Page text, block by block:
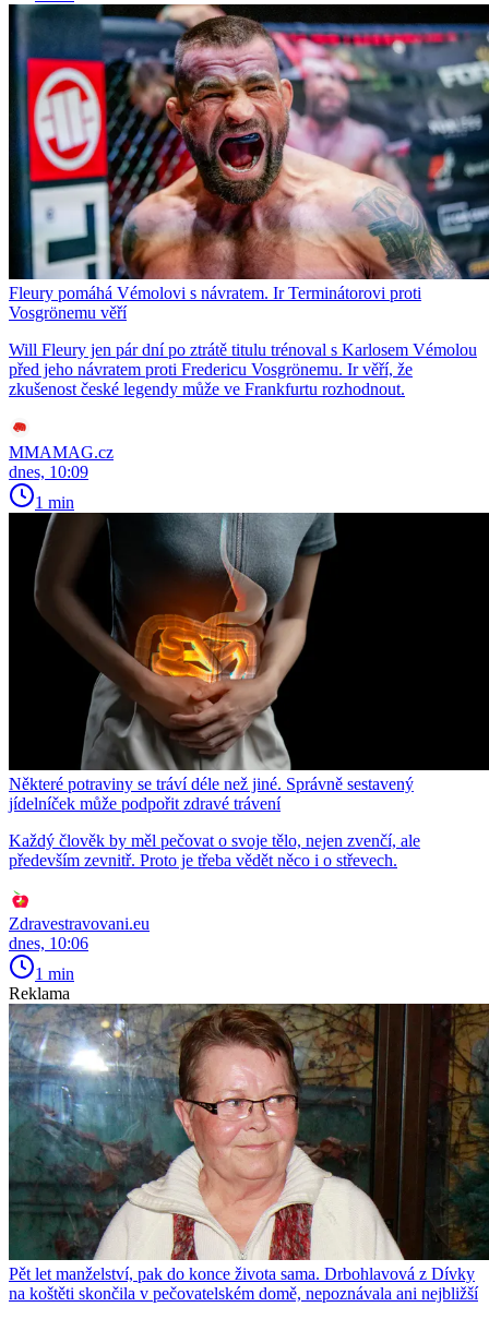
Fleury pomáhá Vémolovi s návratem. Ir Terminátorovi proti
Vosgrönemu věří
Will Fleury jen pár dní po ztrátě titulu trénoval s Karlosem Vémolou
před jeho návratem proti Fredericu Vosgrönemu. Ir věří, že
zkušenost české legendy může ve Frankfurtu rozhodnout.
MMAMAG.cz
dnes, 10:09
1 min
Některé potraviny se tráví déle než jiné. Správně sestavený
jídelníček může podpořit zdravé trávení
Každý člověk by měl pečovat o svoje tělo, nejen zvenčí, ale
především zevnitř. Proto je třeba vědět něco i o střevech.
Zdravestravovani.eu
dnes, 10:06
1 min
Reklama
Pět let manželství, pak do konce života sama. Drbohlavová z Dívky
na koštěti skončila v pečovatelském domě, nepoznávala ani nejbližší